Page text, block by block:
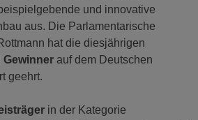
und innovative
aus. Die Parlamentarische
hat die diesjährigen
auf dem Deutschen
geehrt.
in der Kategorie